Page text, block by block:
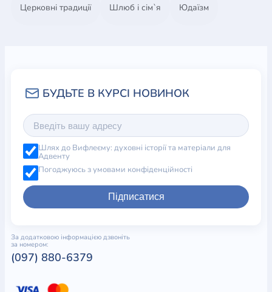
Церковні традиції Шлюб і сім`я Юдаїзм
Шлях до Вифлеєму: духовні історії та матеріали для
Адвенту
Погоджуюсь з умовами конфіденційності
Підписатися
За додатковою інформацією дзвоніть
за номером:
(097) 880-6379